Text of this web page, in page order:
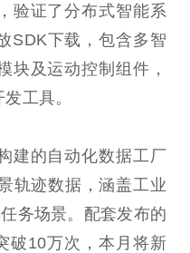
验证了分布式智能系
SDK下载，包含多智
块及运动控制组件，
工具。
建的自动化数据工厂
轨迹数据，涵盖工业
务场景。配套发布的
破10万次，本月将新